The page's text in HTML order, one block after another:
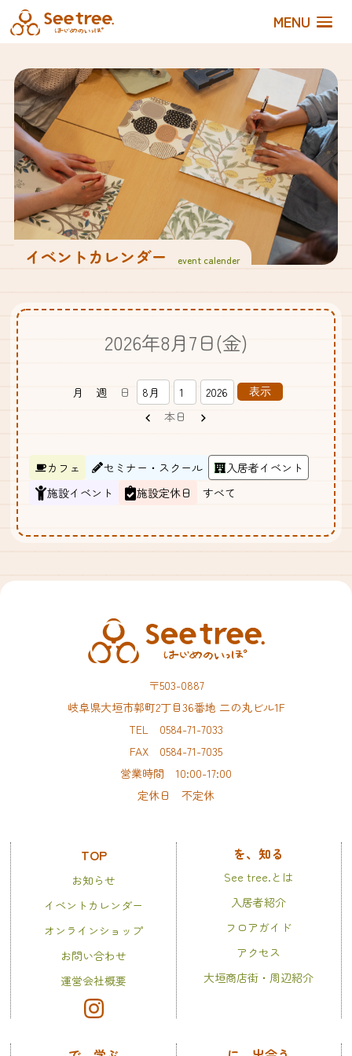
MENU
イベントカレンダー event calender
2026年8月7日(金)
月 週 日 月
日
年
前本日
次
カ
テ
ゴ
ー
カフェ セミナー・スクール
入居者イベント
施設イベント
施設定休日 すべて
〒503-0887
岐阜県大垣市郭町2丁目36番地 二の丸ビル1F
TEL 0584-71-7033
FAX 0584-71-7035
営業時間 10:00-17:00
定休日 不定休
TOP
お知らせ
イベントカレンダー
オンラインショップ
お問い合わせ
運営会社概要
を、知る
See tree.とは
入居者紹介
フロアガイド
アクセス
大垣商店街・周辺紹介